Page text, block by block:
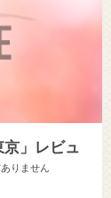
京」レビュ
りません